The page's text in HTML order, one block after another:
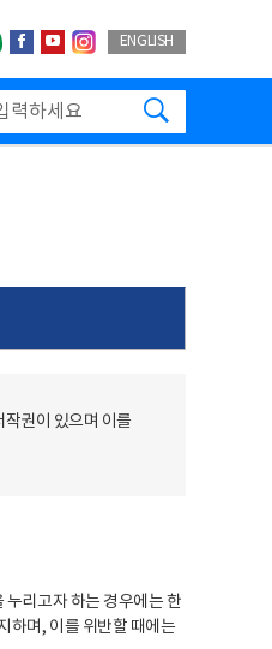
네이버블로그
페이스북
유투브인스타그랩
ENGLISH
권이 있으며 이를
누리고자 하는 경우에는 한
하며, 이를 위반할 때에는